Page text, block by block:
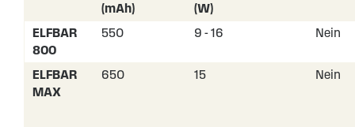
(mAh)
(W)
ELFBAR
800
550 9 - 16 Nein
ELFBAR
MAX
650 15 Nein